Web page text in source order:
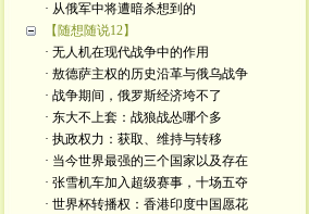
· 从俄军中将遭暗杀想到的
【随想随说12】
· 无人机在现代战争中的作用
· 敖德萨主权的历史沿革与俄乌战争
· 战争期间，俄罗斯经济垮不了
· 东大不上套：战狼战怂哪个多
· 执政权力：获取、维持与转移
· 当今世界最强的三个国家以及存在
· 张雪机车加入超级赛事，十场五夺
· 世界杯转播权：香港印度中国愿花